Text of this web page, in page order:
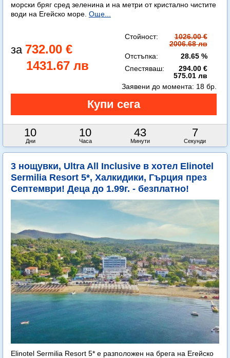
морски бряг сред зеленина и на метри от кристално чистите
води на Егейско море. Още...
732.00 €
1431.67 лв
Стойност:
1026.00 €
2006.68 лв
Отстъпка:
28.65 %
Спестяваш:
294.00 €
575.01 лв
10
Дни
10
Часа
43
Минути
5
Секунди
Заявени до момента: 18 бр.
3 нощувки, Ultra All Inclusive в хотел Elinotel
Sermilia Resort 5*, Халкидики, Гърция през
Септември! Деца до 1.99г. - безплатно!
Elinotel Sermilia Resort 5* е разположен на брега на Егейско